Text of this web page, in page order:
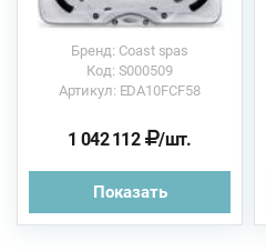
Бренд: Coast spas
Код: S000509
Артикул: EDA10FCF58
1 042 112 /шт.
Показать